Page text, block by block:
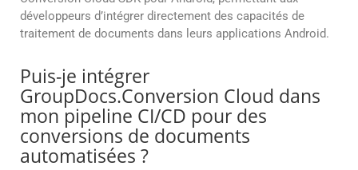
développeurs d’intégrer directement des capacités de
traitement de documents dans leurs applications Android.
Puis-je intégrer
GroupDocs.Conversion Cloud dans
mon pipeline CI/CD pour des
conversions de documents
automatisées ?